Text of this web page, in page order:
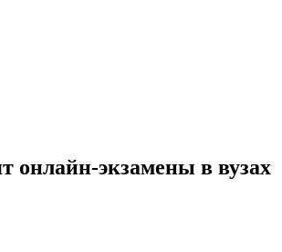
онлайн-экзамены в вузах